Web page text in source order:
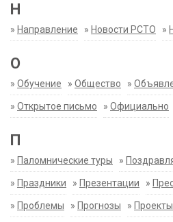
Н
» Направление » Новости РСТО »
О
» Обучение » Общество »
» Открытое письмо » Официально
П
» Паломнические туры »
» Праздники » Презентации »
» Проблемы » Прогнозы » Проекты